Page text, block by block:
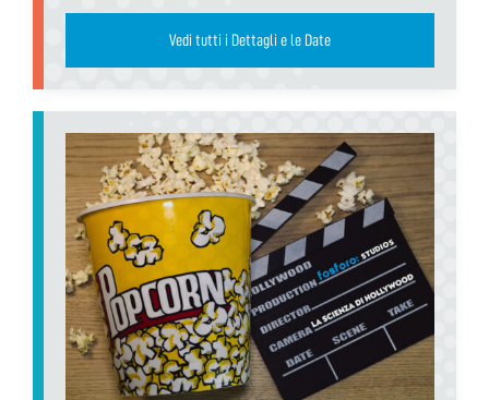
Vedi tutti i Dettagli e le Date